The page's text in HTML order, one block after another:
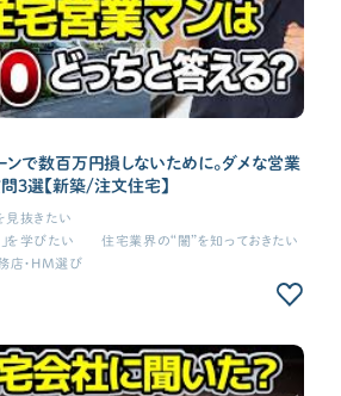
前に
ド
事 換気システム エアコン
階完結型 アルミ樹脂複合サッシ
ンで数百万円損しないために。ダメな営業
3選【新築/注文住宅】
見抜きたい
を学びたい
住宅業界の“闇”を知っておきたい
店・HM選び